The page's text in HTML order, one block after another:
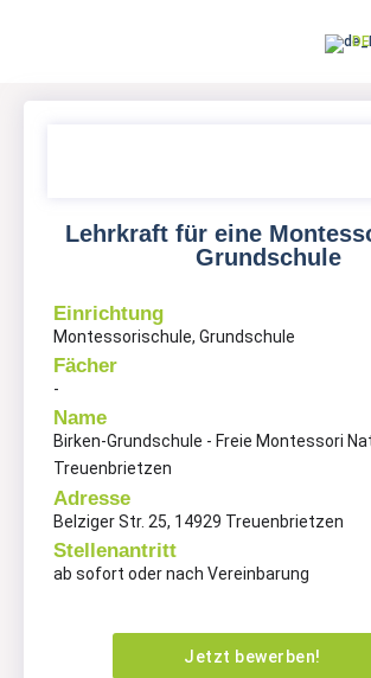
DE
Lehrkraft für eine
Grundschule
Einrichtung
Montessorischule, Grundschule
Fächer
-
Name
Birken-Grundschule - Freie Montessori
Treuenbrietzen
Adresse
Belziger Str. 25, 14929 Treuenbrietzen
Stellenantritt
ab sofort oder nach Vereinbarung
Jetzt bewerben!